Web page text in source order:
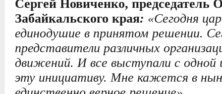
Сергей Новиченко, председатель
Забайкальского края: «Сегодня
единодушие в принятом решении.
представители различных
движений. И все выступали с
эту инициативу. Мне кажется в